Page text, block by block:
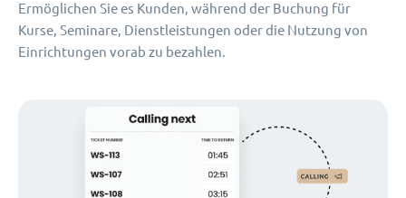
Ermöglichen Sie es Kunden, während der Buchung für
Kurse, Seminare, Dienstleistungen oder die Nutzung von
Einrichtungen vorab zu bezahlen.